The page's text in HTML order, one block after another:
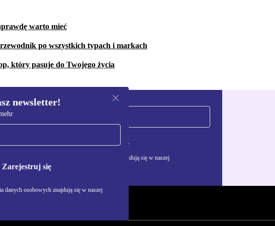
warto mieć
po wszystkich typach i markach
który pasuje do Twojego życia
newsletter!
Zarejestruj się
danych osobowych znajdują się w naszej
Zarejestruj się
Informacje na temat używania danych osobowych znajdują się w naszej
Polityce prywatności